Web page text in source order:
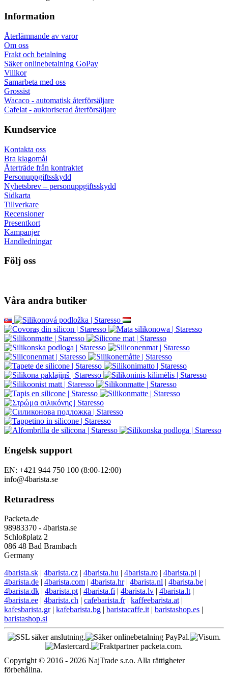
Information
Återlämnande av varor
Om oss
Frakt och betalning
Säker onlinebetalning GoPay
Villkor
Samarbeta med oss
Grossist
Wacaco - automatisk återförsäljare
Cafelat - auktoriserad återförsäljare
Kundservice
Kontakta oss
Bra klagomål
Återträde från kontraktet
Personuppgiftsskydd
Nyhetsbrev – personuppgiftsskydd
Sidkarta
Tillverkare
Recensioner
Presentkort
Kampanjer
Handledningar
Följ oss
Våra andra butiker
Engelsk support
EN: +421 944 750 100 (8:00-12:00)
info@4barista.se
Returadress
Packeta.de
98983370 - 4barista.se
Schloßplatz 2
086 48 Bad Brambach
Germany
4barista.sk | 4barista.cz | 4barista.hu | 4barista.ro | 4barista.pl |
4barista.de | 4barista.com | 4barista.hr| 4barista.nl | 4barista.be |
4barista.dk | 4barista.pt | 4barista.fi | 4barista.lv | 4barista.lt |
4barista.ee | 4barista.ch | cafebarista.fr| kaffeebarista.at |
kafesbarista.gr| kafebarista.bg | baristacaffe.it | baristashop.es |
baristashop.si
Copyright © 2016 - 2026 NajTrade s.r.o. Alla rättigheter
förbehållna.